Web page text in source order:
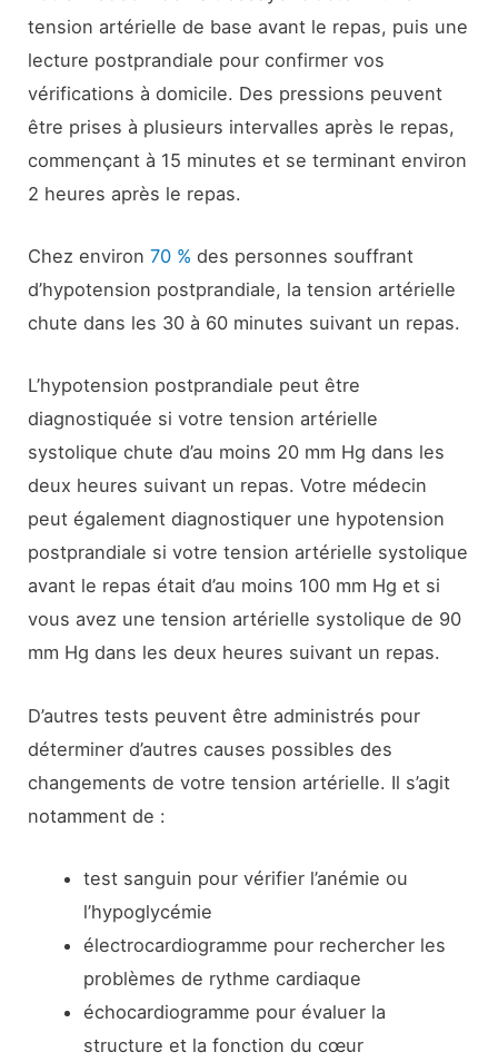
tension artérielle de base avant le repas, puis une
lecture postprandiale pour confirmer vos
vérifications à domicile. Des pressions peuvent
être prises à plusieurs intervalles après le repas,
commençant à 15 minutes et se terminant environ
2 heures après le repas.
Chez environ70 % des personnes souffrant
d’hypotension postprandiale, la tension artérielle
chute dans les 30 à 60 minutes suivant un repas.
L’hypotension postprandiale peut être
diagnostiquée si votre tension artérielle
systolique chute d’au moins 20 mm Hg dans les
deux heures suivant un repas. Votre médecin
peut également diagnostiquer une hypotension
postprandiale si votre tension artérielle systolique
avant le repas était d’au moins 100 mm Hg et si
vous avez une tension artérielle systolique de 90
mm Hg dans les deux heures suivant un repas.
D’autres tests peuvent être administrés pour
déterminer d’autres causes possibles des
changements de votre tension artérielle. Il s’agit
notamment de :
test sanguin pour vérifier l’anémie ou
l’hypoglycémie
électrocardiogramme pour rechercher les
problèmes de rythme cardiaque
échocardiogramme pour évaluer la
structure et la fonction du cœur